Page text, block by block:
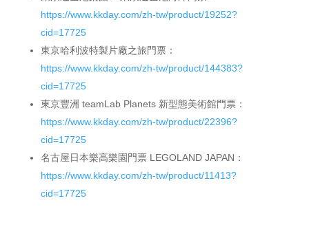
https://www.kkday.com/zh-tw/product/19252?
cid=17725
東京哈利波特製片廠之旅門票：
https://www.kkday.com/zh-tw/product/144383?
cid=17725
東京豐洲 teamLab Planets 新型態美術館門票：
https://www.kkday.com/zh-tw/product/22396?
cid=17725
名古屋日本樂高樂園門票 LEGOLAND JAPAN：
https://www.kkday.com/zh-tw/product/11413?
cid=17725